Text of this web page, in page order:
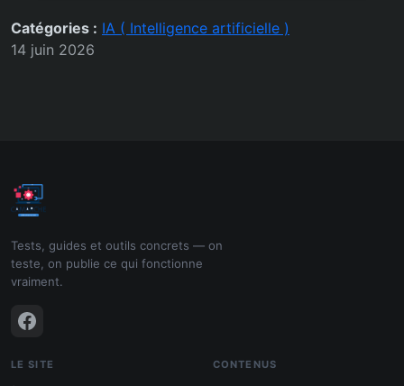
Catégories : IA ( Intelligence artificielle )
14 juin 2026
Tests, guides et outils concrets — on
teste, on publie ce qui fonctionne
vraiment.
LE SITE CONTENUS